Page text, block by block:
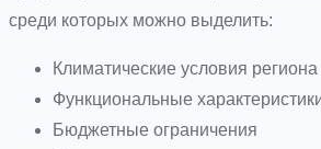
среди которых можно выделить:
Климатические условия региона
Функциональные
Бюджетные ограничения